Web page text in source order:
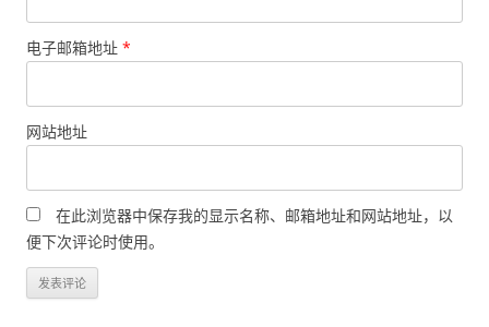
电子邮箱地址 *
网站地址
在此浏览器中保存我的显示名称、邮箱地址和网站地址，以
便下次评论时使用。